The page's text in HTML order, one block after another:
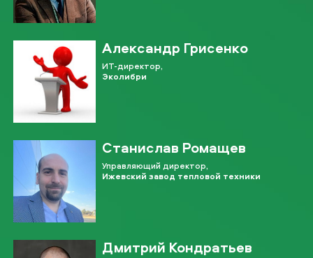
Александр Грисенко
ИТ-директор,
Эколибри
Станислав Ромащев
Управляющий директор,
Ижевский завод тепловой техники
Дмитрий Кондратьев